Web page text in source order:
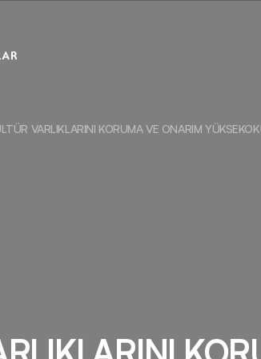
VARLIKLARINI KORUMA VE ONARIM